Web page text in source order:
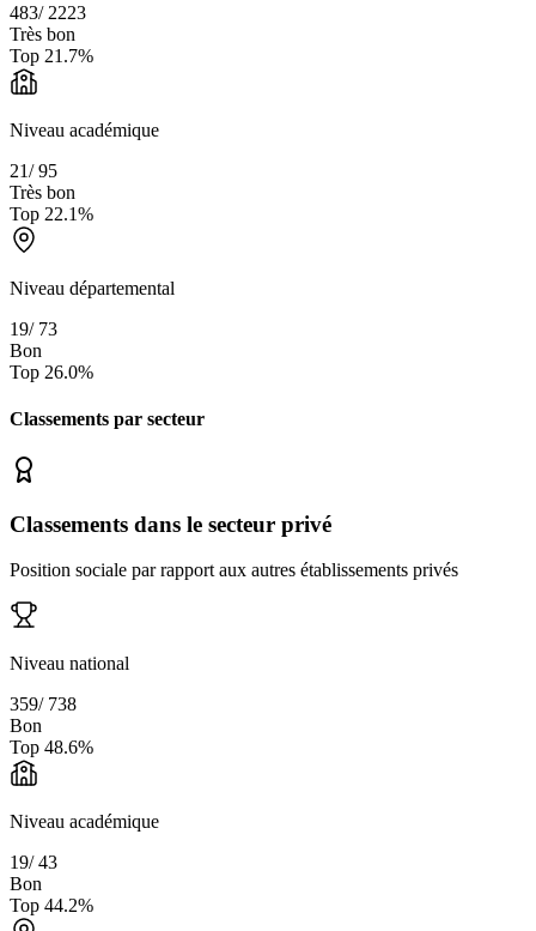
483/ 2223
Très bon
Top 21.7%
Niveau académique
21/95
Très bon
Top 22.1%
Niveau départemental
19/ 73
Bon
Top 26.0%
Classements par secteur
Classements dans le secteur privé
Position sociale par rapport aux autres établissements privés
Niveau national
359/ 738
Bon
Top 48.6%
Niveau académique
19/43
Bon
Top 44.2%